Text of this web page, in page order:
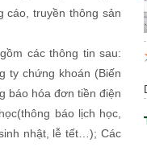
cáo, truyền thông sản
các thông tin sau:
ty chứng khoán (Biến
báo hóa đơn tiền điện
báo lịch học,
nhật, lễ tết…); Các